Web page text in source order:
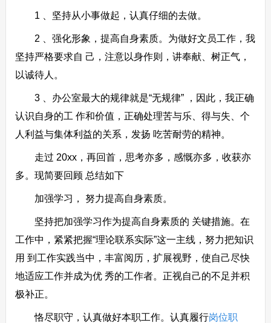
1 、坚持从小事做起，认真仔细的去做。
2 、强化形象，提高自身素质。为做好文员工作，我
坚持严格要求自 己，注意以身作则，讲奉献、树正气，
以诚待人。
3 、办公室最大的规律就是“无规律” ，因此，我正确
认识自身的工 作和价值，正确处理苦与乐、得与失、个
人利益与集体利益的关系，发扬 吃苦耐劳的精神。
走过 20xx，再回首，思考亦多，感慨亦多，收获亦
多。现简要回顾 总结如下
加强学习， 努力提高自身素质。
坚持把加强学习作为提高自身素质的 关键措施。在
工作中，紧紧把握“理论联系实际”这一主线，努力把知识
用 到工作实践当中，丰富阅历，扩展视野，使自己尽快
地适应工作并成为优 秀的工作者。正视自己的不足并积
极补正。
恪尽职守，认真做好本职工作。认真履行岗位职